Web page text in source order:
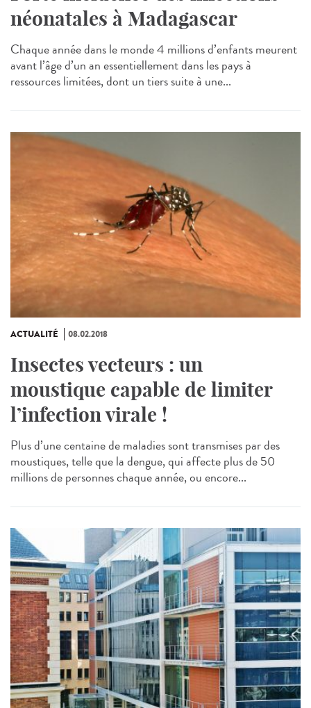
néonatales à Madagascar
Chaque année dans le monde 4 millions d’enfants meurent
avant l’âge d’un an essentiellement dans les pays à
ressources limitées, dont un tiers suite à une...
ACTUALITÉ 08.02.2018
Insectes vecteurs : un
moustique capable de limiter
l’infection virale !
Plus d’une centaine de maladies sont transmises par des
moustiques, telle que la dengue, qui affecte plus de 50
millions de personnes chaque année, ou encore...